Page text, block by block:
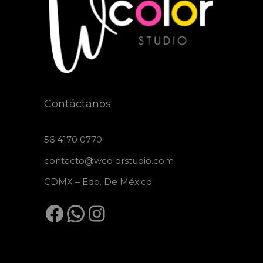
Contáctanos.
56 4170 0770
contacto@wcolorstudio.com
CDMX – Edo. De México
Facebook
WhatsApp
Instagram